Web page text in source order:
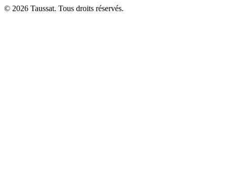
© 2026 Taussat. Tous droits réservés.